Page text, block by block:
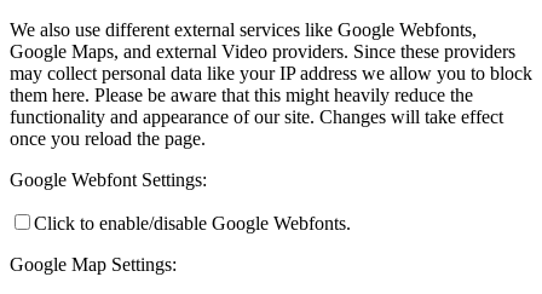
We also use different external services like Google Webfonts,
Google Maps, and external Video providers. Since these providers
may collect personal data like your IP address we allow you to block
them here. Please be aware that this might heavily reduce the
functionality and appearance of our site. Changes will take effect
once you reload the page.
Google Webfont Settings:
Click to enable/disable Google Webfonts.
Google Map Settings: